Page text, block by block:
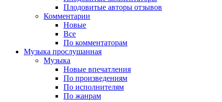
Плодовитые авторы отзывов
Комментарии
Новые
Все
По комментаторам
Музыка прослушанная
Музыка
Новые впечатления
По произведениям
По исполнителям
По жанрам